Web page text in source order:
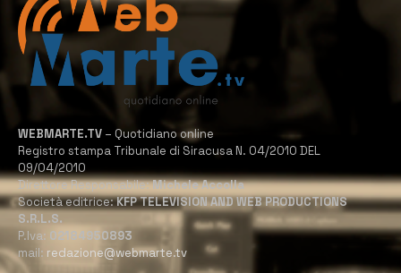
WEBMARTE.TV – Quotidiano online
Registro stampa Tribunale di Siracusa N. 04/2010 DEL
09/04/2010
Direttore Responsabile:Michele Accolla
Società editrice:KFP TELEVISION AND WEB PRODUCTIONS
S.R.L.S.
P.Iva: 02184950893
mail: redazione@webmarte.tv